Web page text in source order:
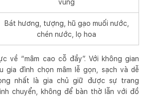
vùng
Bát hương, tượng, hũ gạo muối nước,
chén nước, lọ hoa
về “mâm cao cỗ đầy”. Với không gian
gia đình chọn mâm lễ gọn, sạch và dễ
nhất là gia chủ giữ được sự trang
chuyển, không để bàn thờ lẫn với đồ